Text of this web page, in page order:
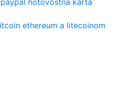
hotovostna karta
ethereum a litecoinom